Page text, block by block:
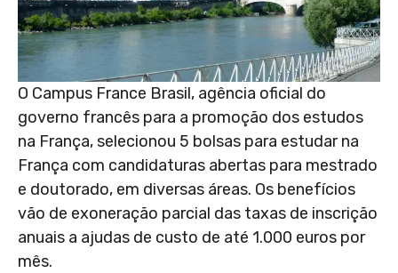
O Campus France Brasil, agência oficial do
governo francês para a promoção dos estudos
na França, selecionou 5 bolsas para estudar na
França com candidaturas abertas para mestrado
e doutorado, em diversas áreas. Os benefícios
vão de exoneração parcial das taxas de inscrição
anuais a ajudas de custo de até 1.000 euros por
mês.